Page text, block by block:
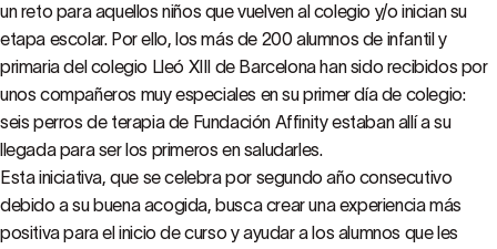
un reto para aquellos niños que vuelven al colegio y/o inician su
etapa escolar. Por ello, los más de 200 alumnos de infantil y
primaria del colegio Lleó XIII de Barcelona han sido recibidos por
unos compañeros muy especiales en su primer día de colegio:
seis perros de terapia de Fundación Affinity estaban allí a su
llegada para ser los primeros en saludarles.
Esta iniciativa, que se celebra por segundo año consecutivo
debido a su buena acogida, busca crear una experiencia más
positiva para el inicio de curso y ayudar a los alumnos que les